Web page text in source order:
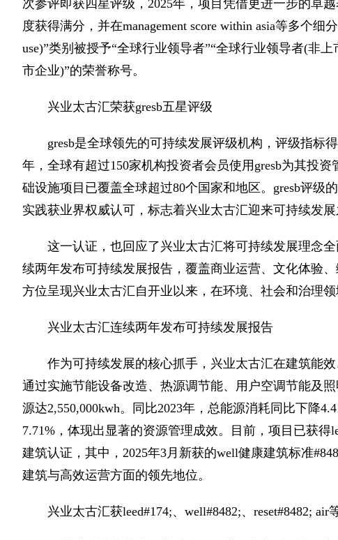
次参评即获四星评级，2025年，项目凭借更进一步的卓
度获得满分，并在management score within asia等多个
use)”类别被授予“全球行业领导者”“全球行业领导者(非
市企业)”的荣誉称号。
兴业太古汇荣获gresb五星评级
gresb是全球领先的可持续发展评级机构，评级指标
年，全球有超过150家机构投资者会员使用gresb为其投
础设施项目已覆盖全球超过80个国家和地区。gresb评级
实践获业界权威认可，标志着兴业太古汇迎来可持续发展
这一认证，也回应了兴业太古汇将可持续发展理念
续两年发布可持续发展报告，覆盖商业运营、文化体验
方位呈现兴业太古汇自开业以来，在环境、社会和治理
兴业太古汇连续两年发布可持续发展报告
作为可持续发展的核心抓手，兴业太古汇在建筑能
通过实施节能设备改造、热源调节能、用户空调节能及
源达2,550,000kwh。同比2023年，总能源消耗同比下降
7.71%，体现出显著的资源管理成效。目前，项目已获得
建筑认证，其中，2025年3月新获的well健康建筑标准
建筑与高效运营方面的领先地位。
兴业太古汇获leed#174;、well#8482;、reset#8482; air